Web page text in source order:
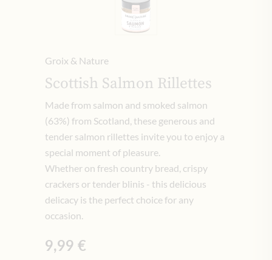
Groix & Nature
Scottish Salmon Rillettes
Made from salmon and smoked salmon
(63%) from Scotland, these generous and
tender salmon rillettes invite you to enjoy a
special moment of pleasure.
Whether on fresh country bread, crispy
crackers or tender blinis - this delicious
delicacy is the perfect choice for any
occasion.
9,99 €